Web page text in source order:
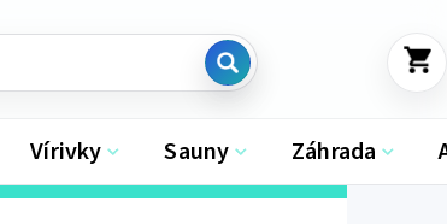
KOŠÍK
Vírivky Sauny Záhrada